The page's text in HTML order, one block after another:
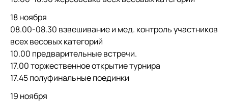
18 ноября
08.00-08.30 взвешивание и мед. контроль участников
всех весовых категорий
10.00 предварительные встречи.
17.00 торжественное открытие турнира
17.45 полуфинальные поединки
19 ноября